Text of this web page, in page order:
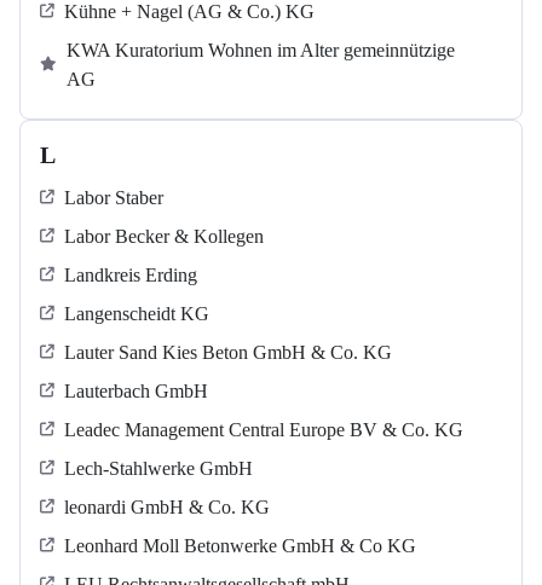
Kühne + Nagel (AG & Co.) KG
KWA Kuratorium Wohnen im Alter gemeinnützige
AG
L
Labor Staber
Labor Becker & Kollegen
Landkreis Erding
Langenscheidt KG
Lauter Sand Kies Beton GmbH & Co. KG
Lauterbach GmbH
Leadec Management Central Europe BV & Co. KG
Lech-Stahlwerke GmbH
leonardi GmbH & Co. KG
Leonhard Moll Betonwerke GmbH & Co KG